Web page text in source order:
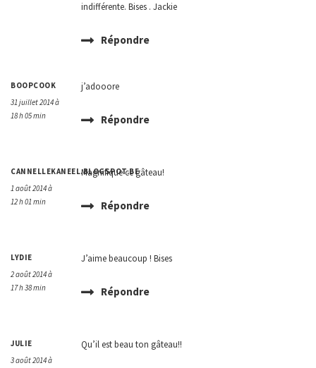
indifférente. Bises . Jackie
Répondre
BOOPCOOK
31 juillet 2014 à
18 h 05 min
j’adooore
Répondre
CANNELLEKANEEL.BLOGSPOT.BE
1 août 2014 à
12 h 01 min
Magnifique ce gâteau!
Répondre
LYDIE
2 août 2014 à
17 h 38 min
J’aime beaucoup ! Bises
Répondre
JULIE
3 août 2014 à
Qu’il est beau ton gâteau!!